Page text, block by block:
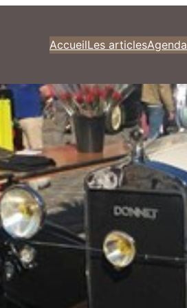
AccueilLes articlesAgenda